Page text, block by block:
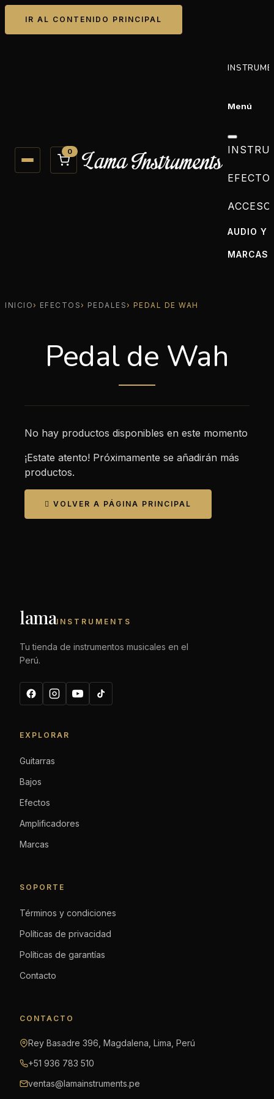
IR AL CONTENIDO PRINCIPAL
0
Menú
AUDIO Y
MARCAS
INICIO EFECTOS PEDALES PEDAL DE WAH
Pedal de Wah
No hay productos disponibles en este momento
¡Estate atento! Próximamente se añadirán más
productos.
 VOLVER A PÁGINA PRINCIPAL
lamaINSTRUMENTS
Tu tienda de instrumentos musicales en el
Perú.
EXPLORAR
Guitarras
Bajos
Efectos
Amplificadores
Marcas
SOPORTE
Términos y condiciones
Políticas de privacidad
Políticas de garantías
Contacto
CONTACTO
Rey Basadre 396, Magdalena, Lima, Perú
+51 936 783 510
ventas@lamainstruments.pe